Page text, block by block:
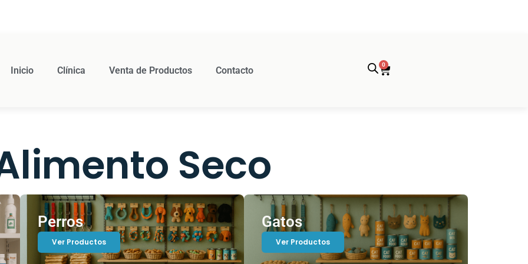
Inicio Clínica Venta de Productos Contacto
0
Cart
Seco
Perros
Ver Productos
Gatos
Ver Productos